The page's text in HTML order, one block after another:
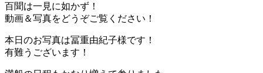
百聞は一見に如かず！
動画＆写真をどうぞご覧ください！
本日のお写真は冨重由紀子様です！
有難うございます！